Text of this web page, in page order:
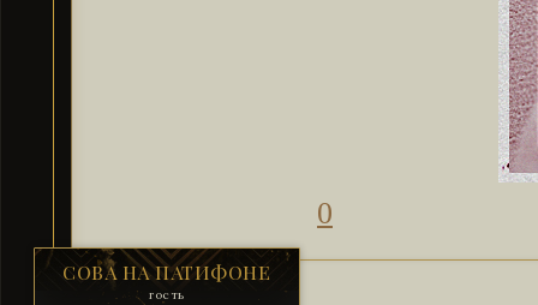
0
СОВА НА ПАТИФОНЕ
гость